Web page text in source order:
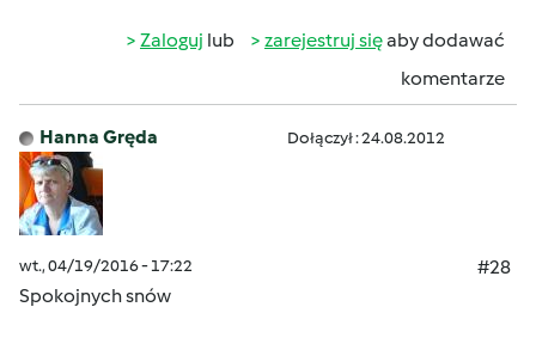
Zaloguj lub zarejestruj sięaby dodawać
komentarze
Hanna Gręda Dołączył : 24.08.2012
wt., 04/19/2016 - 17:22
#28
Spokojnych snów